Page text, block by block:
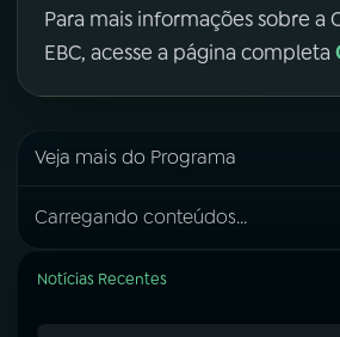
Para mais informações sobre a
EBC, acesse a página completa
Veja mais do Programa
Carregando conteúdos...
Notícias Recentes